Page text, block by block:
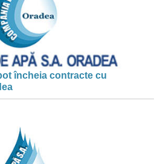
încheia contracte cu